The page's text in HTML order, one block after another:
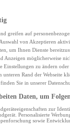
greifen auf
von Akzeptieren
um Ihnen Dienste
Anzeigen möglicherweise
Einstellungen zu ändern
Rand der Webseite
Sie in unserer
Daten, um
zur
Personalisierte
sowie